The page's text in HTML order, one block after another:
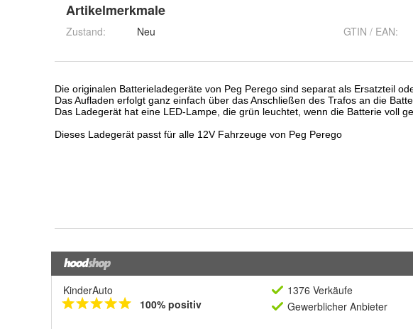
Artikelmerkmale
Zustand: Neu GTIN / EAN:
KinderAuto
100% positiv
1376 Verkäufe
Gewerblicher Anbieter